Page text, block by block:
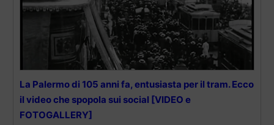
La Palermo di 105 anni fa, entusiasta per il tram. Ecco
il video che spopola sui social [VIDEO e
FOTOGALLERY]